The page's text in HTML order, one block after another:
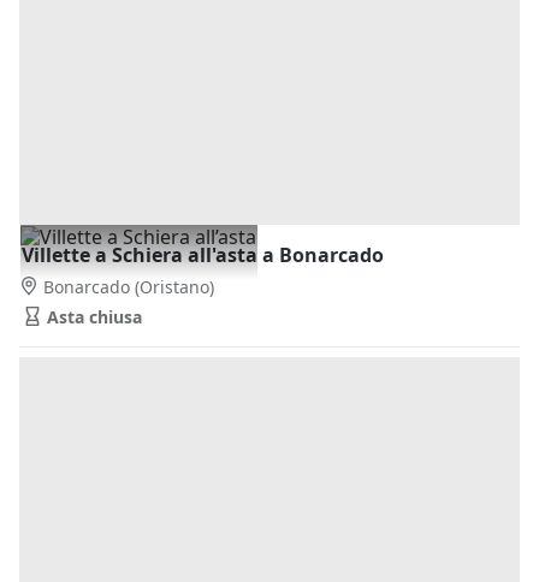
Villette a Schiera all'asta a Bonarcado
Bonarcado (Oristano)
Asta chiusa